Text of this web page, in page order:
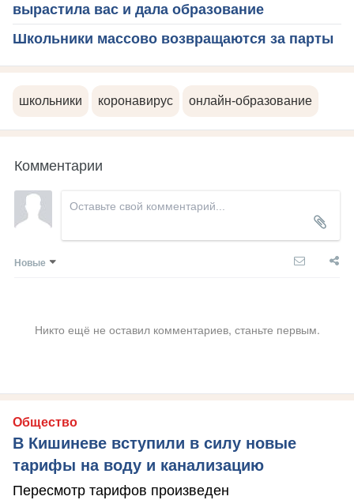
вырастила вас и дала образование
Школьники массово возвращаются за парты
школьники коронавирус онлайн-образование
Комментарии
Новые
Никто ещё не оставил комментариев, станьте первым.
Общество
В Кишиневе вступили в силу новые
тарифы на воду и канализацию
Пересмотр тарифов произведен